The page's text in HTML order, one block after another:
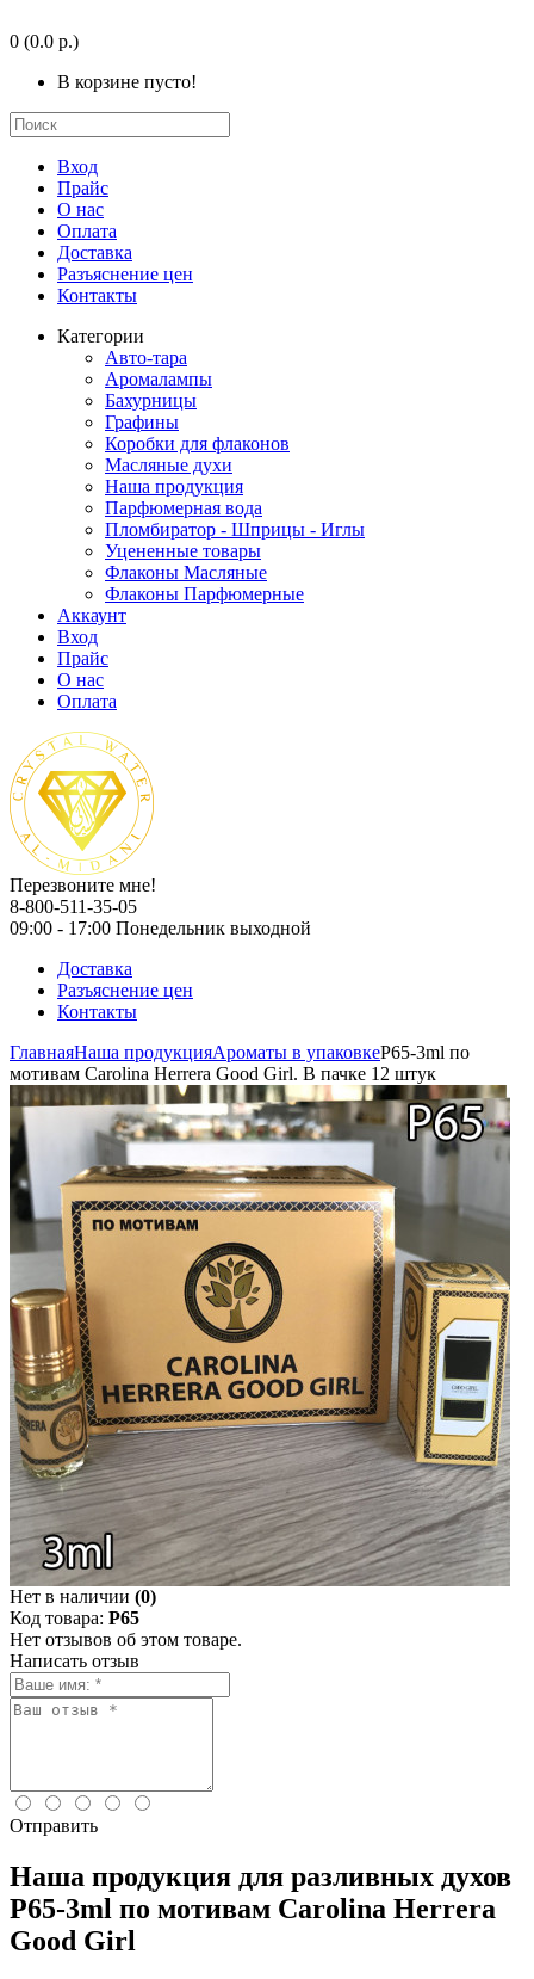
0 (0.0 р.)
В корзине пусто!
Вход
Прайс
О нас
Оплата
Доставка
Разъяснение цен
Контакты
Категории
Авто-тара
Аромалампы
Бахурницы
Графины
Коробки для флаконов
Масляные духи
Наша продукция
Парфюмерная вода
Пломбиратор - Шприцы - Иглы
Уцененные товары
Флаконы Масляные
Флаконы Парфюмерные
Аккаунт
Вход
Прайс
О нас
Оплата
Перезвоните мне!
8-800-511-35-05
09:00 - 17:00 Понедельник выходной
Доставка
Разъяснение цен
Контакты
ГлавнаяНаша продукцияАроматы в упаковкеP65-3ml по
мотивам Carolina Herrera Good Girl. В пачке 12 штук
Нет в наличии (0)
Код товара: P65
Нет отзывов об этом товаре.
Написать отзыв
Отправить
Наша продукция для разливных духов
P65-3ml по мотивам Carolina Herrera
Good Girl